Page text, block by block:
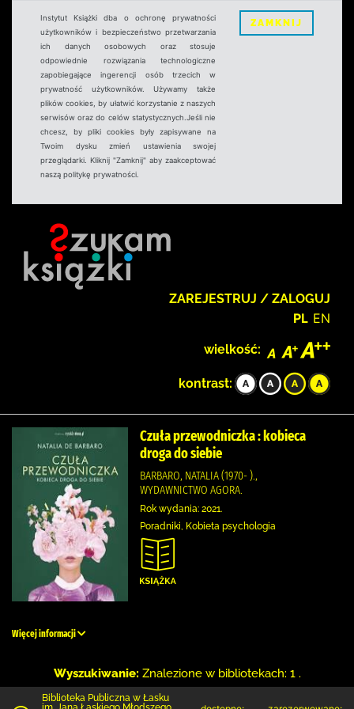
Instytut Książki dba o ochronę prywatności
użytkowników i bezpieczeństwo przetwarzania
ich danych osobowych oraz stosuje
odpowiednie rozwiązania technologiczne
zapobiegające ingerencji osób trzecich w
prywatność użytkowników. Używamy także
plików cookies, by ułatwić korzystanie z naszych
serwisów oraz do celów statystycznych.Jeśli nie
chcesz, by pliki cookies były zapisywane na
Twoim dysku zmień ustawienia swojej
przeglądarki. Kliknij "Zamknij" aby zaakceptować
naszą politykę prywatności.
ZAMKNIJ
ZAREJESTRUJ / ZALOGUJ
PL EN
wielkość:
kontrast:
Czuła przewodniczka : kobieca
droga do siebie
BARBARO, NATALIA (1970- ).,
WYDAWNICTWO AGORA.
Rok wydania: 2021.
Poradniki, Kobieta psychologia
Więcej informacji
Wyszukiwanie: Znalezione w bibliotekach: 1 .
Biblioteka Publiczna w Łasku